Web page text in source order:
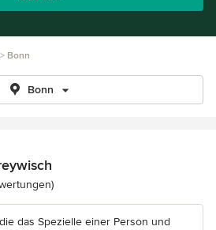
Bonn
Bonn
4.9 von 5 Sternen
das Spezielle einer Person und